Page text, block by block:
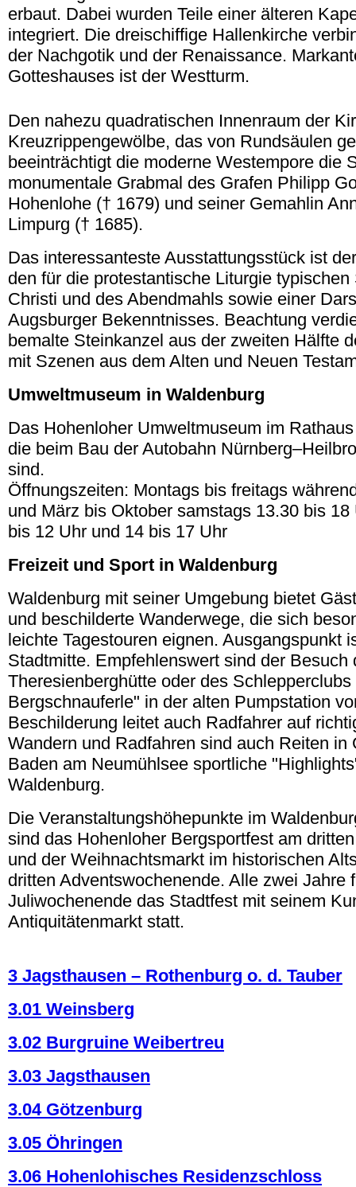
erbaut. Dabei wurden Teile einer älteren
integriert. Die dreischiffige Hallenkirche
der Nachgotik und der Renaissance.
Gotteshauses ist der Westturm.
Den nahezu quadratischen Innenraum der
Kreuzrippengewölbe, das von Rundsäulen
beeinträchtigt die moderne Westempore die
monumentale Grabmal des Grafen Philipp
Hohenlohe († 1679) und seiner Gemahlin
Limpurg († 1685).
Das interessanteste Ausstattungsstück ist
den für die protestantische Liturgie typischen
Christi und des Abendmahls sowie einer
Augsburger Bekenntnisses. Beachtung
bemalte Steinkanzel aus der zweiten Hälfte
mit Szenen aus dem Alten und Neuen
Umweltmuseum in Waldenburg
Das Hohenloher Umweltmuseum im
die beim Bau der Autobahn
sind.
Öffnungszeiten: Montags bis freitags
und März bis Oktober samstags 13.30 bis 18
bis 12 Uhr und 14 bis 17 Uhr
Freizeit und Sport in Waldenburg
Waldenburg mit seiner Umgebung bietet
und beschilderte Wanderwege, die sich
leichte Tagestouren eignen. Ausgangspunkt
Stadtmitte. Empfehlenswert sind der Besuch
Theresienberghütte oder des
Bergschnauferle" in der alten Pumpstation
Beschilderung leitet auch Radfahrer auf
Wandern und Radfahren sind auch Reiten in
Baden am Neumühlsee sportliche
Waldenburg.
Die Veranstaltungshöhepunkte im
sind das Hohenloher Bergsportfest am
und der Weihnachtsmarkt im historischen
dritten Adventswochenende. Alle zwei Jahre
Juliwochenende das Stadtfest mit seinem
Antiquitätenmarkt statt.
3 Jagsthausen – Rothenburg o. d. Tauber
3.01 Weinsberg
3.02 Burgruine Weibertreu
3.03 Jagsthausen
3.04 Götzenburg
3.05 Öhringen
3.06 Hohenlohisches Residenzschloss